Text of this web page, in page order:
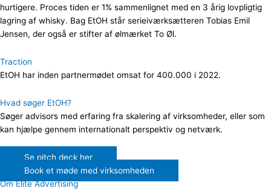
hurtigere. Proces tiden er 1% sammenlignet med en 3 årig lovpligtig
lagring af whisky. Bag EtOH står serieiværksætteren Tobias Emil
Jensen, der også er stifter af ølmærket To Øl.
Traction
EtOH har inden partnermødet omsat for 400.000 i 2022.
Hvad søger EtOH?
Søger advisors med erfaring fra skalering af virksomheder, eller som
kan hjælpe gennem internationalt perspektiv og netværk.
Se pitch deck her
Book et møde med virksomheden
Om Elite Advertising